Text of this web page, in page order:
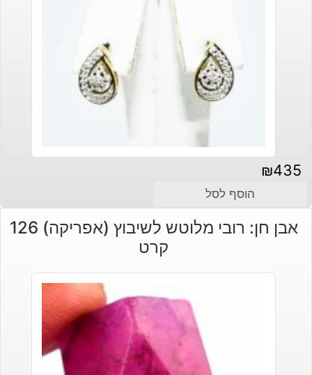
₪435
הוסף לסל
אבן חן: רובי מלוטש לשיבוץ (אפריקה) 126
קרט